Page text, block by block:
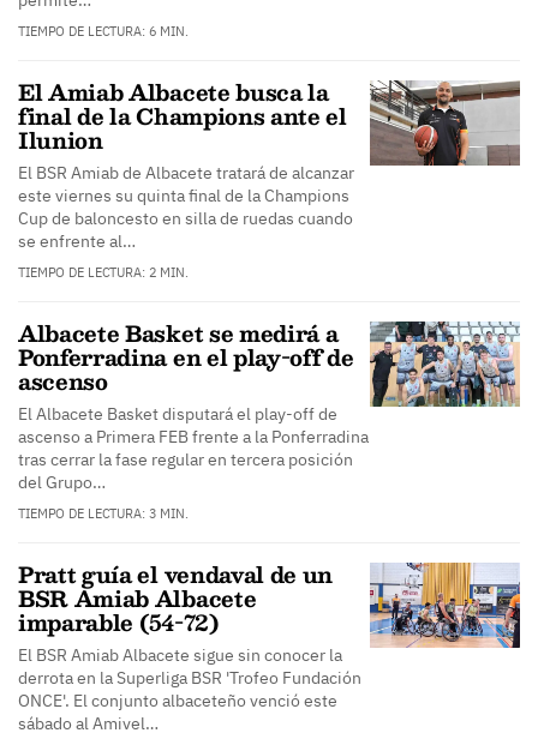
TIEMPO DE LECTURA: 6 MIN.
El Amiab Albacete busca la
final de la Champions ante el
Ilunion
El BSR Amiab de Albacete tratará de alcanzar
este viernes su quinta final de la Champions
Cup de baloncesto en silla de ruedas cuando
se enfrente al…
TIEMPO DE LECTURA: 2 MIN.
Albacete Basket se medirá a
Ponferradina en el play-off de
ascenso
El Albacete Basket disputará el play-off de
ascenso a Primera FEB frente a la Ponferradina
tras cerrar la fase regular en tercera posición
del Grupo…
TIEMPO DE LECTURA: 3 MIN.
Pratt guía el vendaval de un
BSR Amiab Albacete
imparable (54-72)
El BSR Amiab Albacete sigue sin conocer la
derrota en la Superliga BSR 'Trofeo Fundación
ONCE'. El conjunto albaceteño venció este
sábado al Amivel…